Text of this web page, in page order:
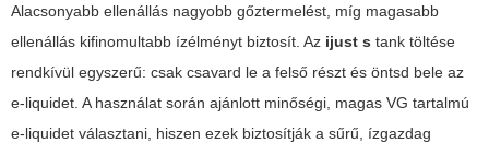
Alacsonyabb ellenállás nagyobb gőztermelést, míg magasabb
ellenállás kifinomultabb ízélményt biztosít. Az ijust s tank töltése
rendkívül egyszerű: csak csavard le a felső részt és öntsd bele az
e-liquidet. A használat során ajánlott minőségi, magas VG tartalmú
e-liquidet választani, hiszen ezek biztosítják a sűrű, ízgazdag